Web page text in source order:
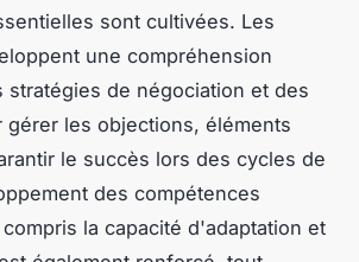
sont cultivées. Les
une compréhension
stratégies de négociation et des
les objections, éléments
le succès lors des cycles de
des compétences
la capacité d'adaptation et